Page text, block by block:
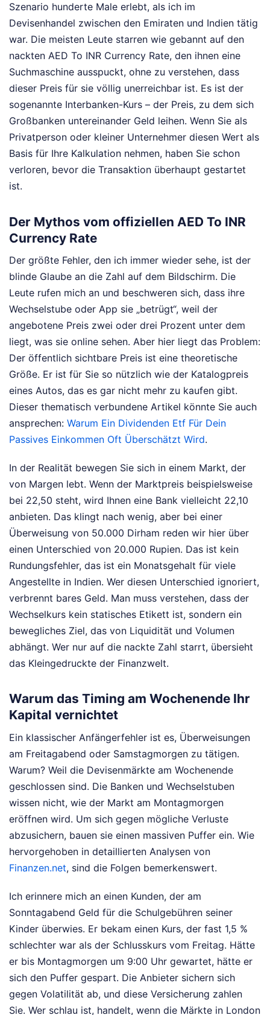
Szenario hunderte Male erlebt, als ich im
Devisenhandel zwischen den Emiraten und Indien tätig
war. Die meisten Leute starren wie gebannt auf den
nackten AED To INR Currency Rate, den ihnen eine
Suchmaschine ausspuckt, ohne zu verstehen, dass
dieser Preis für sie völlig unerreichbar ist. Es ist der
sogenannte Interbanken-Kurs – der Preis, zu dem sich
Großbanken untereinander Geld leihen. Wenn Sie als
Privatperson oder kleiner Unternehmer diesen Wert als
Basis für Ihre Kalkulation nehmen, haben Sie schon
verloren, bevor die Transaktion überhaupt gestartet
ist.
Der Mythos vom offiziellen AED To INR
Currency Rate
Der größte Fehler, den ich immer wieder sehe, ist der
blinde Glaube an die Zahl auf dem Bildschirm. Die
Leute rufen mich an und beschweren sich, dass ihre
Wechselstube oder App sie „betrügt“, weil der
angebotene Preis zwei oder drei Prozent unter dem
liegt, was sie online sehen. Aber hier liegt das Problem:
Der öffentlich sichtbare Preis ist eine theoretische
Größe. Er ist für Sie so nützlich wie der Katalogpreis
eines Autos, das es gar nicht mehr zu kaufen gibt.
Dieser thematisch verbundene Artikel könnte Sie auch
ansprechen: Warum Ein Dividenden Etf Für Dein
Passives Einkommen Oft Überschätzt Wird.
In der Realität bewegen Sie sich in einem Markt, der
von Margen lebt. Wenn der Marktpreis beispielsweise
bei 22,50 steht, wird Ihnen eine Bank vielleicht 22,10
anbieten. Das klingt nach wenig, aber bei einer
Überweisung von 50.000 Dirham reden wir hier über
einen Unterschied von 20.000 Rupien. Das ist kein
Rundungsfehler, das ist ein Monatsgehalt für viele
Angestellte in Indien. Wer diesen Unterschied ignoriert,
verbrennt bares Geld. Man muss verstehen, dass der
Wechselkurs kein statisches Etikett ist, sondern ein
bewegliches Ziel, das von Liquidität und Volumen
abhängt. Wer nur auf die nackte Zahl starrt, übersieht
das Kleingedruckte der Finanzwelt.
Warum das Timing am Wochenende Ihr
Kapital vernichtet
Ein klassischer Anfängerfehler ist es, Überweisungen
am Freitagabend oder Samstagmorgen zu tätigen.
Warum? Weil die Devisenmärkte am Wochenende
geschlossen sind. Die Banken und Wechselstuben
wissen nicht, wie der Markt am Montagmorgen
eröffnen wird. Um sich gegen mögliche Verluste
abzusichern, bauen sie einen massiven Puffer ein. Wie
hervorgehoben in detaillierten Analysen von
Finanzen.net, sind die Folgen bemerkenswert.
Ich erinnere mich an einen Kunden, der am
Sonntagabend Geld für die Schulgebühren seiner
Kinder überwies. Er bekam einen Kurs, der fast 1,5 %
schlechter war als der Schlusskurs vom Freitag. Hätte
er bis Montagmorgen um 9:00 Uhr gewartet, hätte er
sich den Puffer gespart. Die Anbieter sichern sich
gegen Volatilität ab, und diese Versicherung zahlen
Sie. Wer schlau ist, handelt, wenn die Märkte in London